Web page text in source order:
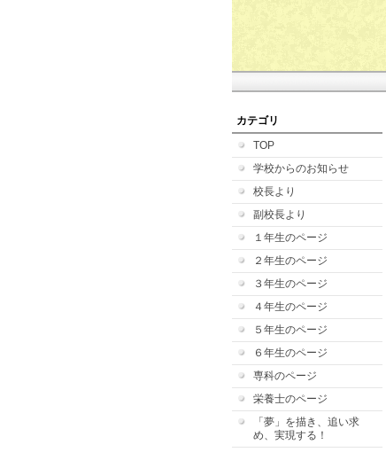
カテゴリ
TOP
学校からのお知らせ
校長より
副校長より
１年生のページ
２年生のページ
３年生のページ
４年生のページ
５年生のページ
６年生のページ
専科のページ
栄養士のページ
「夢」を描き、追い求
め、実現する！